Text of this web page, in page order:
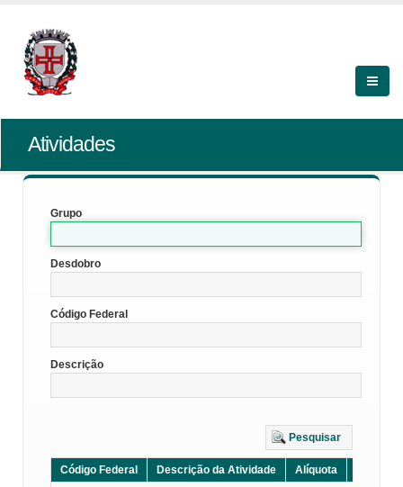
Atividades
Grupo
Desdobro
Código Federal
Descrição
Pesquisar
Código Federal Descrição da Atividade Alíquota